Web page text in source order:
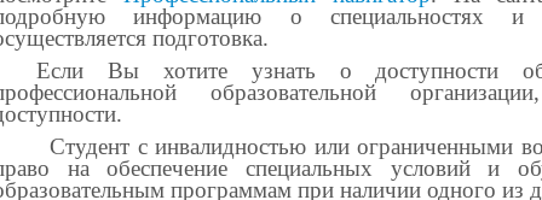
информацию о специальностях
подготовка.
Если Вы хотите узнать о доступности
образовательной
Студент с инвалидностью или ограниченными
на обеспечение специальных условий и
программам при наличии одного из